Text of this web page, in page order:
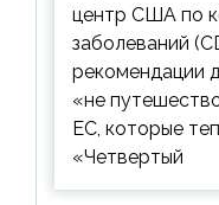
центр США по
заболеваний
рекомендации
«не
ЕС, которые
«Четвертый